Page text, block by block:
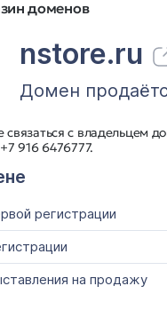
доменов
nstore.ru
Домен
с владельцем
916 6476777.
регистрации
на продажу